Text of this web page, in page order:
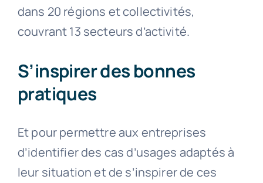
dans 20 régions et collectivités,
couvrant 13 secteurs d’activité.
S’inspirer des bonnes
pratiques
Et pour permettre aux entreprises
d’identifier des cas d’usages adaptés à
leur situation et de s’inspirer de ces